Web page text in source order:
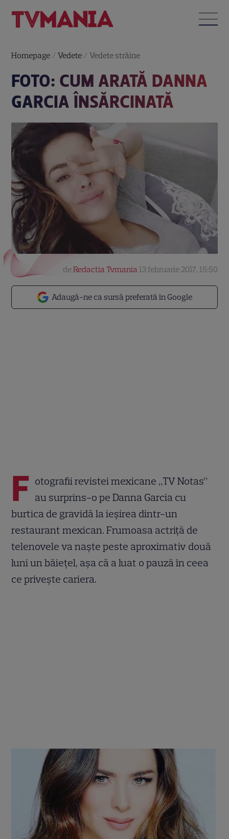
Homepage /Vedete /Vedete străine
FOTO: CUM ARATĂ DANNA
GARCIA ÎNSĂRCINATĂ
Adaugă-ne ca sursă preferată în Google
deRedactia Tvmania 13 februarie 2017, 15:50
F otografii revistei mexicane „TV Notas”
au surprins-o pe Danna Garcia cu
burtica de gravidă la ieşirea dintr-un
restaurant mexican. Frumoasa actriţă de
telenovele va naşte peste aproximativ două
luni un băieţel, aşa că a luat o pauză în ceea
ce priveşte cariera.